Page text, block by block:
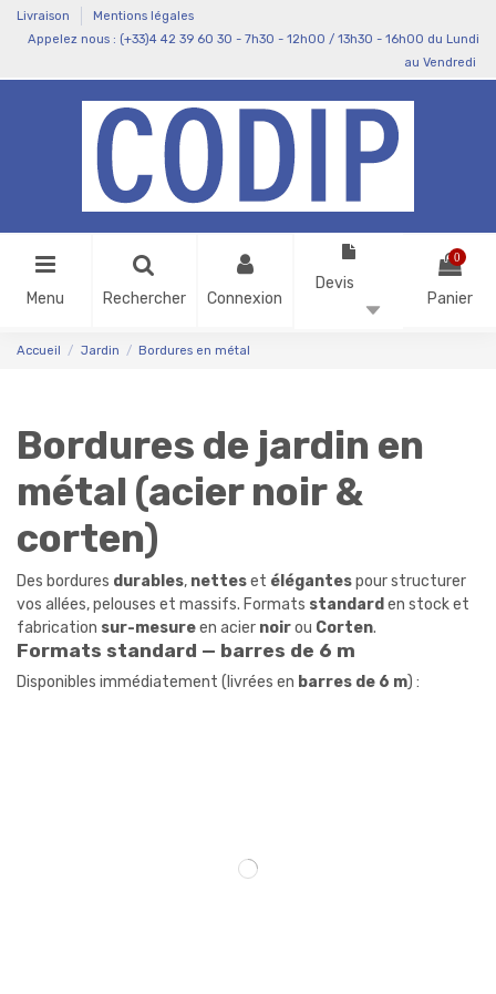
Livraison
Mentions légales
Appelez nous : (+33)4 42 39 60 30 - 7h30 - 12h00 / 13h30 - 16h00 du Lundi
au Vendredi
Menu Rechercher Connexion
Devis
0
Panier
Accueil Jardin Bordures en métal
Bordures de jardin en
métal (acier noir &
corten)
Des bordures durables, netteset élégantespour structurer
vos allées, pelouses et massifs. Formats standard en stock et
fabrication sur-mesureen acier noirou Corten.
Formats standard — barres de 6 m
Disponibles immédiatement (livrées en barres de 6 m) :